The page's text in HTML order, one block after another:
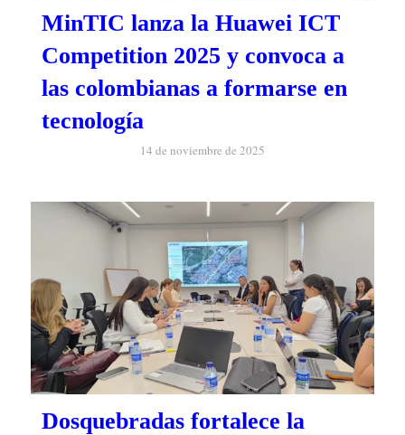
MinTIC lanza la Huawei ICT
Competition 2025 y convoca a
las colombianas a formarse en
tecnología
14 de noviembre de 2025
Dosquebradas fortalece la